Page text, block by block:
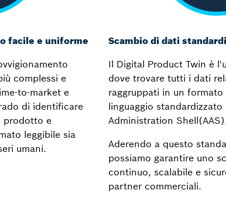
facile e uniforme
complessi e
to-market e
di identificare
prodotto e
leggibile sia
umani.
Scambio di dati
Il Digital Product Twin è
dove trovare tutti i dati
raggruppati in un formato
linguaggio standardizzato
Administration
Aderendo a questo
possiamo garantire uno
continuo, scalabile e
partner commerciali.